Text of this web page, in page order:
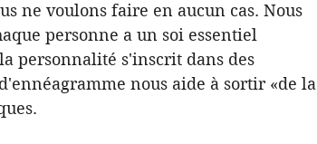
ne voulons faire en aucun cas. Nous
personne a un soi essentiel
personnalité s'inscrit dans des
nous aide à sortir «de la